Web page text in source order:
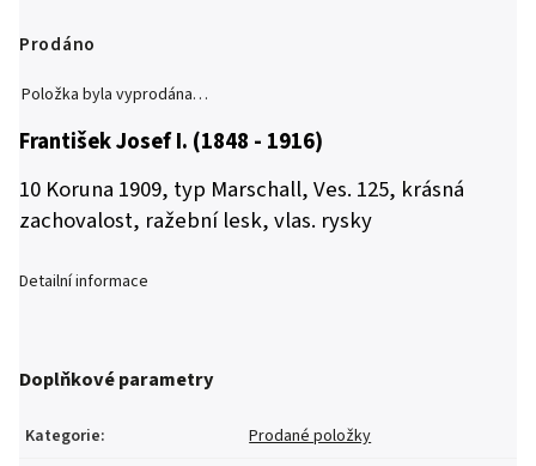
Prodáno
Položka byla vyprodána…
František Josef I. (1848 - 1916)
10 Koruna 1909, typ Marschall, Ves. 125, krásná
zachovalost, ražební lesk, vlas. rysky
Detailní informace
Doplňkové parametry
Kategorie:
Prodané položky